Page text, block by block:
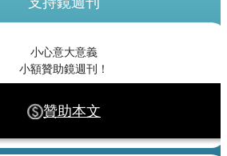
小心意大意義
小額贊助鏡週刊！
贊助本文